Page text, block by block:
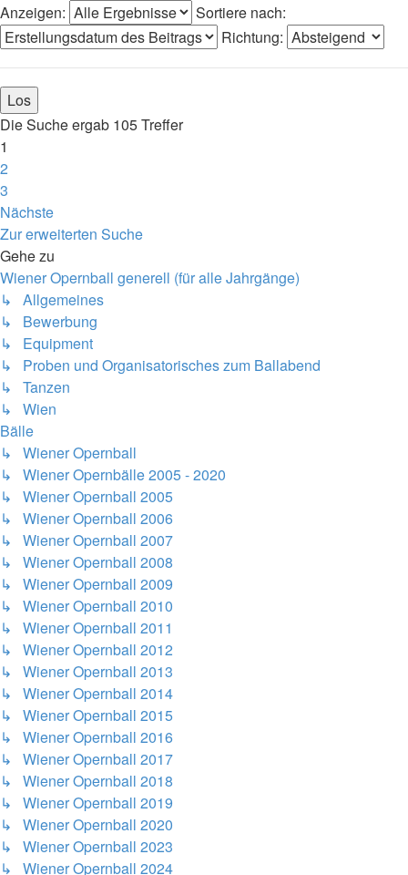
Anzeigen:
Sortiere nach:
Richtung:
Die Suche ergab 105 Treffer
1
2
3
Nächste
Zur erweiterten Suche
Gehe zu
Wiener Opernball generell (für alle Jahrgänge)
↳ Allgemeines
↳ Bewerbung
↳ Equipment
↳ Proben und Organisatorisches zum Ballabend
↳ Tanzen
↳ Wien
Bälle
↳ Wiener Opernball
↳ Wiener Opernbälle 2005 - 2020
↳ Wiener Opernball 2005
↳ Wiener Opernball 2006
↳ Wiener Opernball 2007
↳ Wiener Opernball 2008
↳ Wiener Opernball 2009
↳ Wiener Opernball 2010
↳ Wiener Opernball 2011
↳ Wiener Opernball 2012
↳ Wiener Opernball 2013
↳ Wiener Opernball 2014
↳ Wiener Opernball 2015
↳ Wiener Opernball 2016
↳ Wiener Opernball 2017
↳ Wiener Opernball 2018
↳ Wiener Opernball 2019
↳ Wiener Opernball 2020
↳ Wiener Opernball 2023
↳ Wiener Opernball 2024